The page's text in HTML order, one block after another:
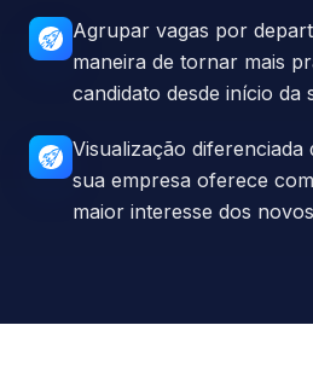
Agrupar vagas por
maneira de tornar mais
candidato desde início da
Visualização diferenciada
sua empresa oferece
maior interesse dos